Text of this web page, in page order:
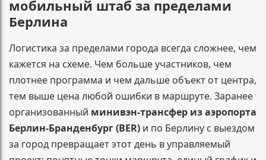
мобильный штаб за пределами
Берлина
Логистика за пределами города всегда сложнее, чем
кажется на схеме. Чем больше участников, чем
плотнее программа и чем дальше объект от центра,
тем выше цена любой ошибки в маршруте. Заранее
организованный минивэн-трансфер из аэропорта
Берлин-Бранденбург (BER) и по Берлину с выездом
за город превращает этот день в управляемый